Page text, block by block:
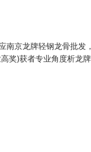
南京龙牌轻钢龙骨批发
奖)获者专业角度析龙